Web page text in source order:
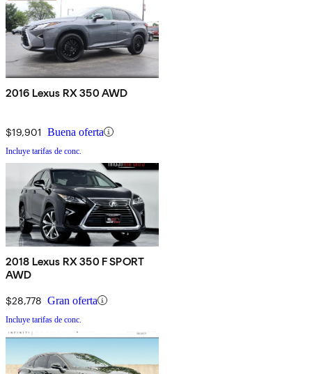
2016 Lexus RX 350 AWD
$19,901 Buena oferta
Incluye tarifas de conc.
2018 Lexus RX 350 F SPORT
AWD
$28,778 Gran oferta
Incluye tarifas de conc.